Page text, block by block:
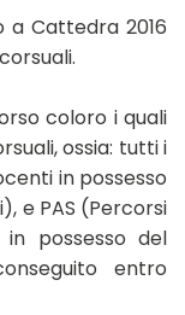
a Cattedra 2016
coloro i quali
ossia: tutti i
in possesso
e PAS (Percorsi
possesso del
entro